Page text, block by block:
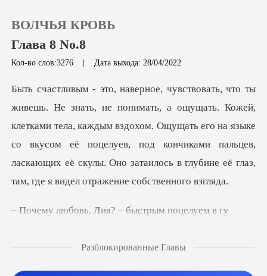
0
ВОЛЧЬЯ КРОВЬ
Глава 8 No.8
Кол-во слов:3276 | Дата выхода: 28/04/2022
,
клетками тела, каждым вздохом. Ощущать его на языке
со вкусом её поцелуев, под кончиками пальцев,
, Лия? – быстры
Разблокированные Главы